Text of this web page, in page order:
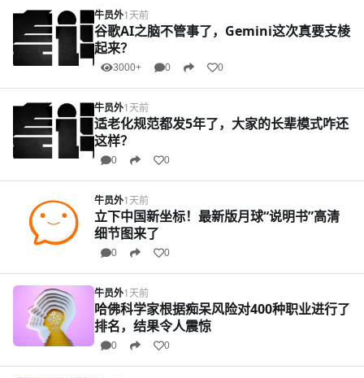
牛员外1天前
谷歌AI之脑不管事了，Gemini这次真要支棱
起来？
3000+ 0 0
牛员外1天前
适老化规范都发5年了，大家的长辈模式咋还
这样？
0 0
牛员外1天前
立下中国新坐标！最新版月球“说明书”高清
细节图来了
0 0
牛员外1天前
哈佛科学家根据痴呆风险对400种职业进行了
排名，结果令人震惊
0 0